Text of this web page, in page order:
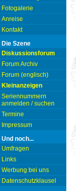
Fotogalerie
Anreise
Kontakt
Die Szene
Diskussionsforum
Forum Archiv
Forum (englisch)
Kleinanzeigen
Seriennummern
anmelden / suchen
Termine
Impressum
Und noch...
Umfragen
Links
Werbung bei uns
Datenschutzklausel